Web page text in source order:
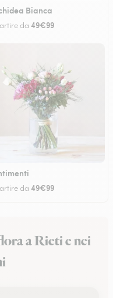
Bianca
da 49€99
da 49€99
a Rieti e nei